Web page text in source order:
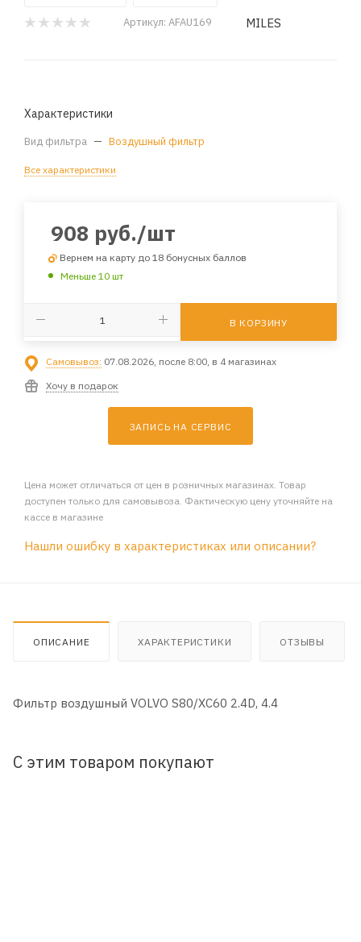
Артикул: AFAU169 MILES
Характеристики
Вид фильтра — Воздушный фильтр
Все характеристики
908 руб./шт
Вернем на карту до 18 бонусных баллов
Меньше 10 шт
В КОРЗИНУ
Самовывоз: 07.08.2026, после 8:00, в 4 магазинах
Хочу в подарок
ЗАПИСЬ НА СЕРВИС
Цена может отличаться от цен в розничных магазинах. Товар
доступен только для самовывоза. Фактическую цену уточняйте на
кассе в магазине
Нашли ошибку в характеристиках или описании?
ОПИСАНИЕ ХАРАКТЕРИСТИКИ ОТЗЫВЫ
Фильтр воздушный VOLVO S80/XC60 2.4D, 4.4
С этим товаром покупают